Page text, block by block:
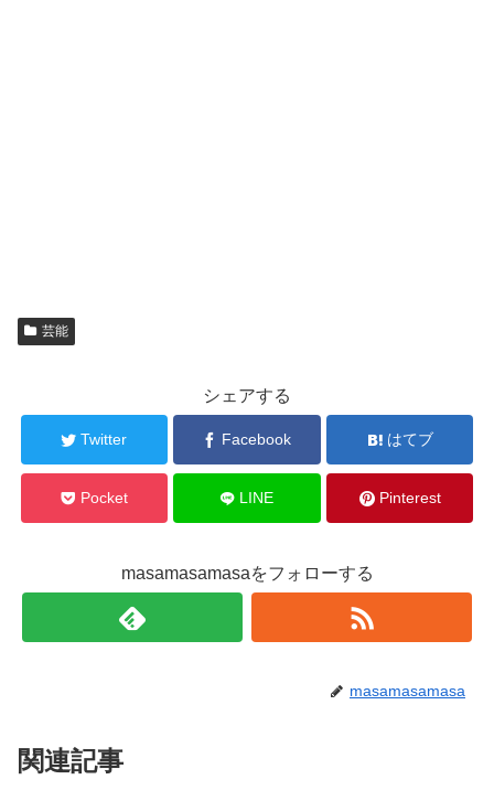
芸能
シェアする
Twitter Facebook はてブ
Pocket LINE Pinterest
masamasamasaをフォローする
masamasamasa
関連記事